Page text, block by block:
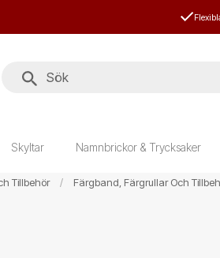
Skyltar Namnbrickor & Trycksaker
Tillbehör Färgband, Färgrullar Och